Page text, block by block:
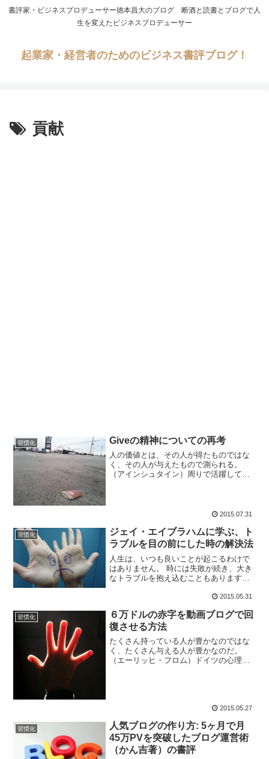
書評家・ビジネスプロデューサー徳本昌大のブログ 断酒と読書とブログで人
生を変えたビジネスプロデューサー
起業家・経営者のためのビジネス書評ブログ！
貢献
習慣化 Giveの精神についての再考
人の価値とは、その人が得たものではな
く、その人が与えたもので測られる。
（アインシュタイン）周りで活躍してい
2015.07.31
習慣化
ジェイ・エイブラハムに学ぶ、ト
ラブルを目の前にした時の解決法
人生は、いつも良いことが起こるわけで
はありません。 時には失敗が続き、大き
なトラブルを抱え込むこともあります。
落ち込んで行動を起こせなくなりますが
ムの 限界はあなた...
2015.05.31
習慣化
６万ドルの赤字を動画ブログで回
復させる方法
たくさん持っている人が豊かなのではな
く、たくさん与える人が豊かなのだ。
（エーリッヒ・フロム）ドイツの心理学
2015.05.27
習慣化
人気ブログの作り方: 5ヶ月で月
45万PVを突破したブログ運営術
（かん吉著）の書評